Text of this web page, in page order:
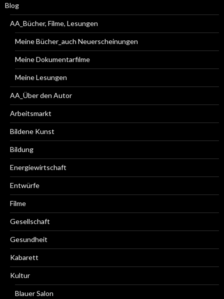
Blog
AA_Bücher, Filme, Lesungen
Meine Bücher_auch Neuerscheinungen
Meine Dokumentarfilme
Meine Lesungen
AA_Über den Autor
Arbeitsmarkt
Bildene Kunst
Bildung
Energiewirtschaft
Entwürfe
Filme
Gesellschaft
Gesundheit
Kabarett
Kultur
Blauer Salon